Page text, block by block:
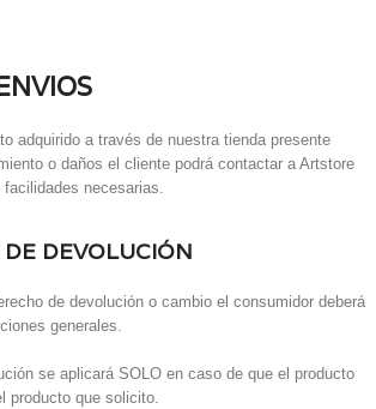
adquirido a través de nuestra tienda presente
o daños el cliente podrá contactar a Artstore
necesarias.
DEVOLUCIÓN
de devolución o cambio el consumidor deberá
generales.
se aplicará SOLO en caso de que el producto
producto que solicito.